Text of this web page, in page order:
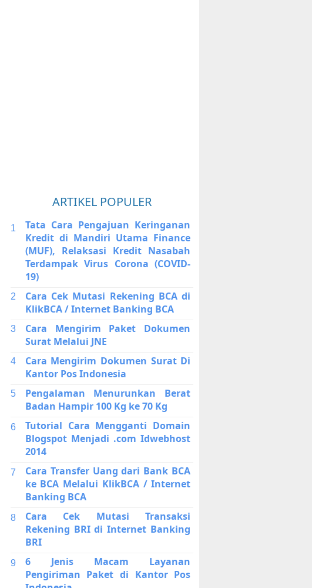
ARTIKEL POPULER
Tata Cara Pengajuan Keringanan
Kredit di Mandiri Utama Finance
(MUF), Relaksasi Kredit Nasabah
Terdampak Virus Corona (COVID-
19)
Cara Cek Mutasi Rekening BCA di
KlikBCA / Internet Banking BCA
Cara Mengirim Paket Dokumen
Surat Melalui JNE
Cara Mengirim Dokumen Surat Di
Kantor Pos Indonesia
Pengalaman Menurunkan Berat
Badan Hampir 100 Kg ke 70 Kg
Tutorial Cara Mengganti Domain
Blogspot Menjadi .com Idwebhost
2014
Cara Transfer Uang dari Bank BCA
ke BCA Melalui KlikBCA / Internet
Banking BCA
Cara Cek Mutasi Transaksi
Rekening BRI di Internet Banking
BRI
6 Jenis Macam Layanan
Pengiriman Paket di Kantor Pos